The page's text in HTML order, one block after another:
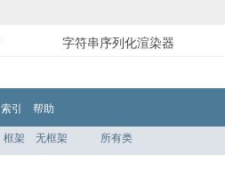
字符串序列化渲染器
索引 帮助
框架 无框架 所有类